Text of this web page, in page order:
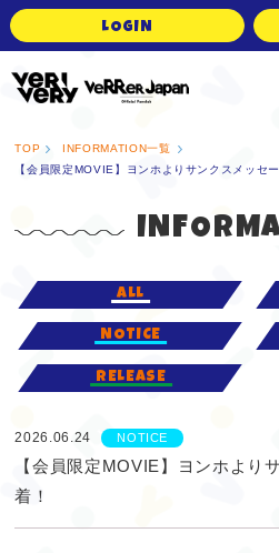
LOGIN
TOP
INFORMATION一覧
【会員限定MOVIE】ヨンホよりサンクスメッセ
ALL
NOTICE
RELEASE
2026.06.24 NOTICE
【会員限定MOVIE】ヨンホより
着！